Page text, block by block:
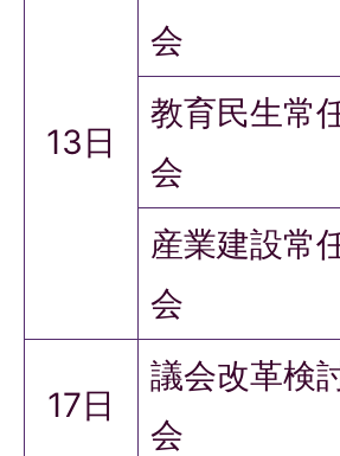
13日
会
教育民生常
会
産業建設常
会
17日
議会改革検
会